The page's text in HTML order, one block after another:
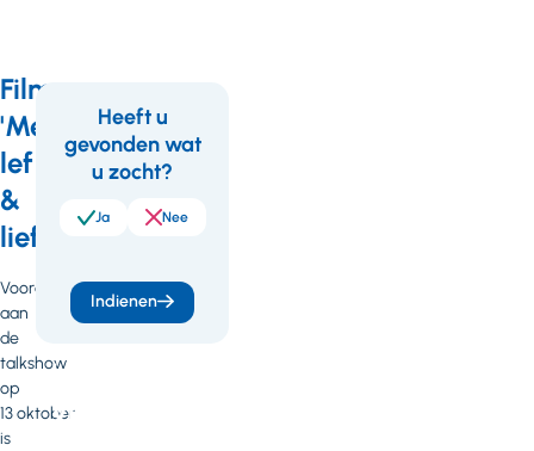
Film
'Met
lef
&
liefde'
Voorafgaand
aan
de
talkshow
op
13 oktober
is
Wil
meer
of
je
vragen
Feedback
Heeft u
gevonden wat
u zocht?
Ja Nee
Indienen